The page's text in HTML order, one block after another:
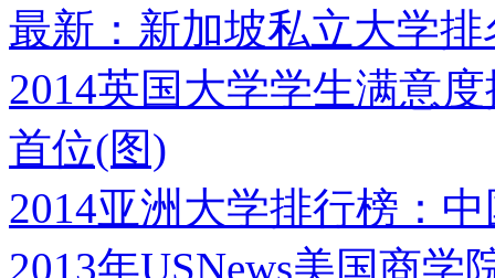
最新：新加坡私立大学排
2014英国大学学生满意
首位(图)
2014亚洲大学排行榜：
2013年USNews美国商学